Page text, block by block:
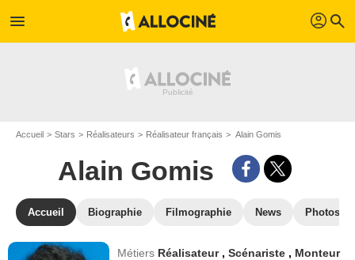
menu profil search
Accueil Stars Réalisateurs Réalisateur français Alain Gomis
Alain Gomis
Accueil Biographie Filmographie News Photos
Métiers Réalisateur ,Scénariste , Monteur